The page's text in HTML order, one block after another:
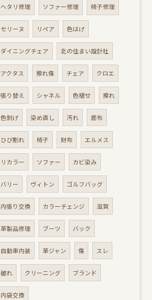
ヘタリ修理 ソファー修理 椅子修理
セリーヌ リペア 色はげ
ダイニングチェア 北の住まい設計社
アクタス 擦れ傷 チェア クロエ
張り替え シャネル 色褪せ 擦れ
色剝げ 染め直し 汚れ 底布
ひび割れ 椅子 財布 エルメス
リカラー ソファー カビ染み
バリー ヴィトン ゴルフバッグ
内張り交換 カラーチェンジ 滋賀
革製品修理 ブーツ バック
自動車内装 革ジャン 傷 スレ
破れ クリーニング ブランド
内袋交換